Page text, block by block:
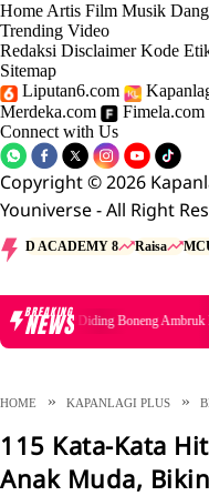
Home Artis Film Musik
Trending Video
Redaksi Disclaimer Kode
Sitemap
Liputan6.com
Merdeka.com
Fimela.com
Connect with Us
Copyright © 2026
Youniverse - All Right
D ACADEMY 8 Raisa
BREAKING
NEWSDiding Boneng Ambruk Rata
HOME KAPANLAGI PLUS
115 Kata-Kata
Anak Muda,